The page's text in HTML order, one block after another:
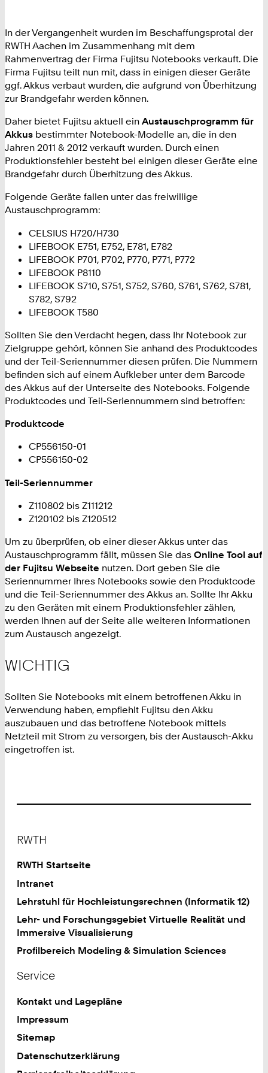
In der Vergangenheit wurden im Beschaffungsprotal der
RWTH Aachen im Zusammenhang mit dem
Rahmenvertrag der Firma Fujitsu Notebooks verkauft. Die
Firma Fujitsu teilt nun mit, dass in einigen dieser Geräte
ggf. Akkus verbaut wurden, die aufgrund von Überhitzung
zur Brandgefahr werden können.
Daher bietet Fujitsu aktuell ein Austauschprogramm für
Akkus bestimmter Notebook-Modelle an, die in den
Jahren 2011 & 2012 verkauft wurden. Durch einen
Produktionsfehler besteht bei einigen dieser Geräte eine
Brandgefahr durch Überhitzung des Akkus.
Folgende Geräte fallen unter das freiwillige
Austauschprogramm:
CELSIUS H720/H730
LIFEBOOK E751, E752, E781, E782
LIFEBOOK P701, P702, P770, P771, P772
LIFEBOOK P8110
LIFEBOOK S710, S751, S752, S760, S761, S762, S781,
S782, S792
LIFEBOOK T580
Sollten Sie den Verdacht hegen, dass Ihr Notebook zur
Zielgruppe gehört, können Sie anhand des Produktcodes
und der Teil-Seriennummer diesen prüfen. Die Nummern
befinden sich auf einem Aufkleber unter dem Barcode
des Akkus auf der Unterseite des Notebooks. Folgende
Produktcodes und Teil-Seriennummern sind betroffen:
Produktcode
CP556150-01
CP556150-02
Teil-Seriennummer
Z110802 bis Z111212
Z120102 bis Z120512
Um zu überprüfen, ob einer dieser Akkus unter das
Austauschprogramm fällt, müssen Sie das Online Tool auf
der Fujitsu Webseite nutzen. Dort geben Sie die
Seriennummer Ihres Notebooks sowie den Produktcode
und die Teil-Seriennummer des Akkus an. Sollte Ihr Akku
zu den Geräten mit einem Produktionsfehler zählen,
werden Ihnen auf der Seite alle weiteren Informationen
zum Austausch angezeigt.
WICHTIG
Sollten Sie Notebooks mit einem betroffenen Akku in
Verwendung haben, empfiehlt Fujitsu den Akku
auszubauen und das betroffene Notebook mittels
Netzteil mit Strom zu versorgen, bis der Austausch-Akku
eingetroffen ist.
RWTH
RWTH Startseite
Intranet
Lehrstuhl für Hochleistungsrechnen (Informatik 12)
Lehr- und Forschungsgebiet Virtuelle Realität und
Immersive Visualisierung
Profilbereich Modeling & Simulation Sciences
Service
Kontakt und Lagepläne
Impressum
Sitemap
Datenschutzerklärung